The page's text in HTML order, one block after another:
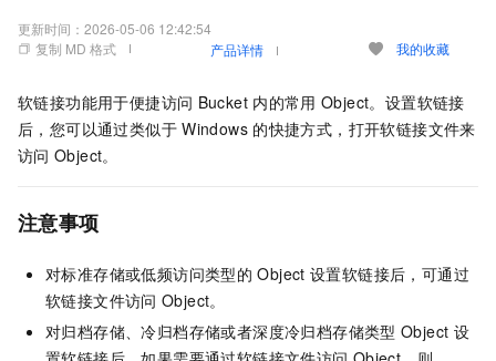
更新时间： 2026-05-06 12:42:54
复制 MD 格式
产品详情 我的收藏
软链接功能用于便捷访问 Bucket 内的常用 Object。设置软链接
后，您可以通过类似于 Windows 的快捷方式，打开软链接文件来
访问 Object。
注意事项
对标准存储或低频访问类型的 Object 设置软链接后，可通过
软链接文件访问 Object。
对归档存储、冷归档存储或者深度冷归档存储类型 Object 设